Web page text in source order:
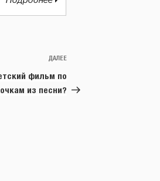
Следующая
ДАЛЕЕ
фильм по
из песни?